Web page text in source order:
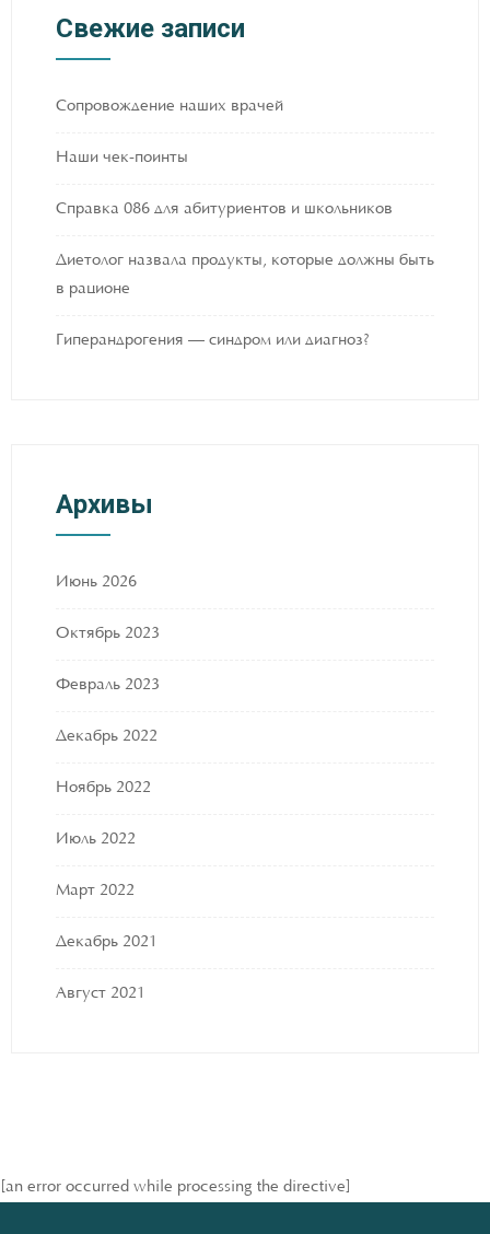
Свежие записи
Сопровождение наших врачей
Наши чек-поинты
Справка 086 для абитуриентов и школьников
Диетолог назвала продукты, которые должны быть
в рационе
Гиперандрогения — синдром или диагноз?
Архивы
Июнь 2026
Октябрь 2023
Февраль 2023
Декабрь 2022
Ноябрь 2022
Июль 2022
Март 2022
Декабрь 2021
Август 2021
[an error occurred while processing the directive]